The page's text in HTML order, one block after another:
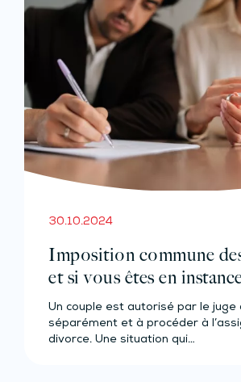
30.10.2024
Imposition commune
et si vous êtes en
divorce ?
Un couple est autorisé par le juge
séparément et à procéder à
divorce. Une situation qui…